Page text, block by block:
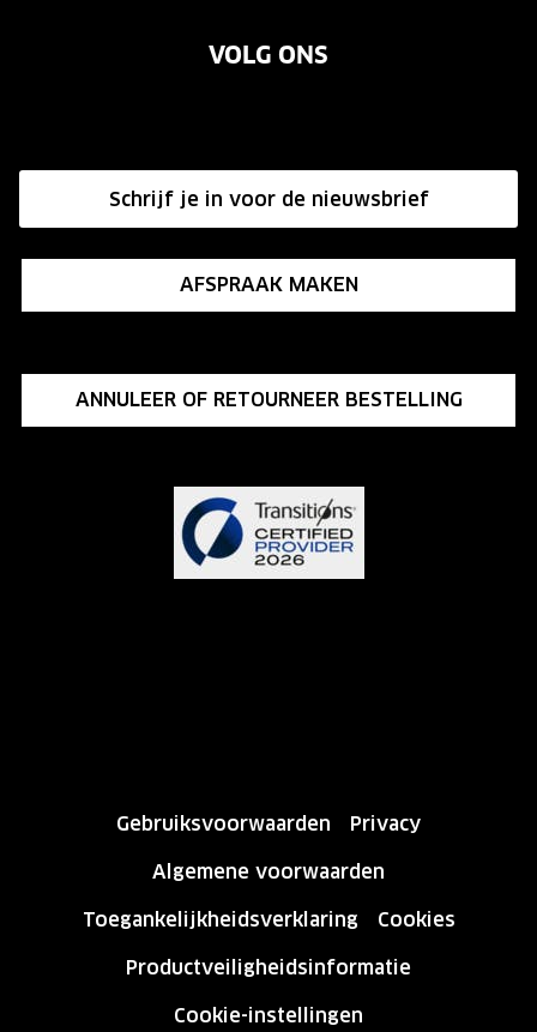
Annuleer of retourneer een bestelling
Influencer programma
VOLG ONS
Schrijf je in voor de nieuwsbrief
AFSPRAAK MAKEN
ANNULEER OF RETOURNEER BESTELLING
Gebruiksvoorwaarden
Privacy
Algemene voorwaarden
Toegankelijkheidsverklaring
Cookies
Productveiligheidsinformatie
Cookie-instellingen